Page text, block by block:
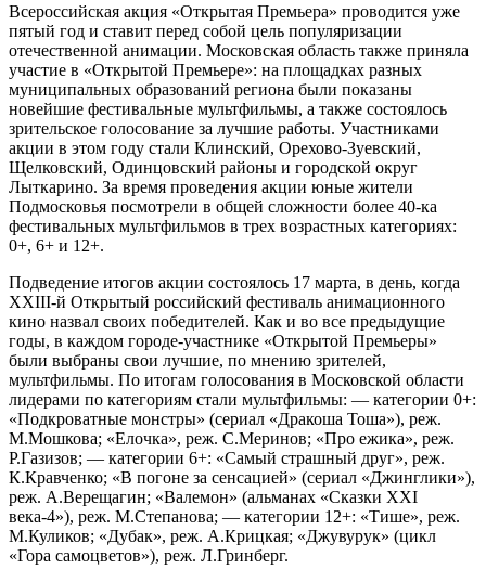
Всероссийская акция «Открытая Премьера» проводится уже
пятый год и ставит перед собой цель популяризации
отечественной анимации. Московская область также приняла
участие в «Открытой Премьере»: на площадках разных
муниципальных образований региона были показаны
новейшие фестивальные мультфильмы, а также состоялось
зрительское голосование за лучшие работы. Участниками
акции в этом году стали Клинский, Орехово-Зуевский,
Щелковский, Одинцовский районы и городской округ
Лыткарино. За время проведения акции юные жители
Подмосковья посмотрели в общей сложности более 40-ка
фестивальных мультфильмов в трех возрастных категориях:
0+, 6+ и 12+.
Подведение итогов акции состоялось 17 марта, в день, когда
XXIII-й Открытый российский фестиваль анимационного
кино назвал своих победителей. Как и во все предыдущие
годы, в каждом городе-участнике «Открытой Премьеры»
были выбраны свои лучшие, по мнению зрителей,
мультфильмы. По итогам голосования в Московской области
лидерами по категориям стали мультфильмы: — категории 0+:
«Подкроватные монстры» (сериал «Дракоша Тоша»), реж.
М.Мошкова; «Елочка», реж. С.Меринов; «Про ежика», реж.
Р.Газизов; — категории 6+: «Самый страшный друг», реж.
К.Кравченко; «В погоне за сенсацией» (сериал «Джинглики»),
реж. А.Верещагин; «Валемон» (альманах «Сказки XXI
века-4»), реж. М.Степанова; — категории 12+: «Тише», реж.
М.Куликов; «Дубак», реж. А.Крицкая; «Джувурук» (цикл
«Гора самоцветов»), реж. Л.Гринберг.